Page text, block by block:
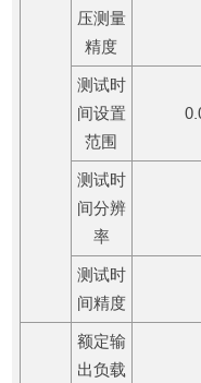
压测量
精度
测试时
间设置
范围
测试时
间分辨
率
测试时
间精度
额定输
出负载